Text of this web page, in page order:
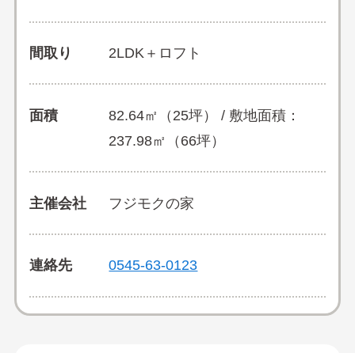
間取り 2LDK＋ロフト
面積
82.64㎡（25坪） / 敷地面積：
237.98㎡（66坪）
主催会社 フジモクの家
連絡先 0545-63-0123